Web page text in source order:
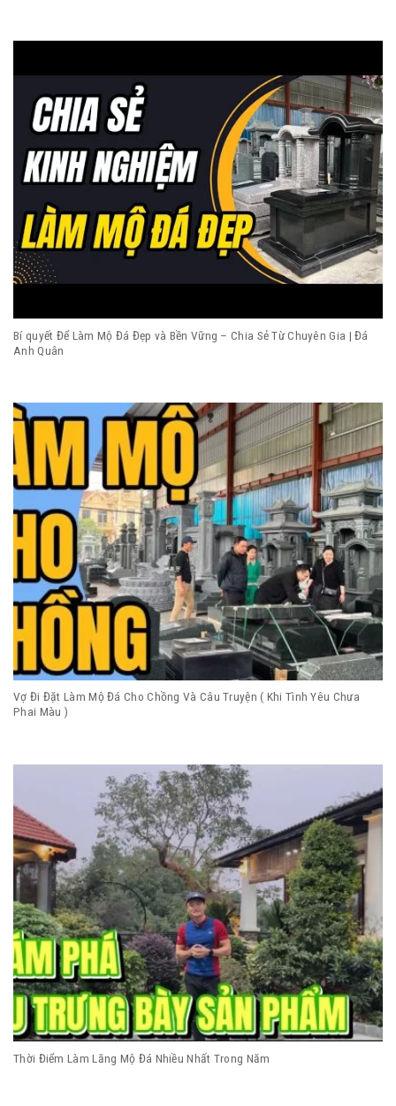
Bí quyết Để Làm Mộ Đá Đẹp và Bền Vững – Chia Sẻ Từ Chuyên Gia | Đá
Anh Quân
Vợ Đi Đặt Làm Mộ Đá Cho Chồng Và Câu Truyện ( Khi Tình Yêu Chưa
Phai Màu )
Thời Điểm Làm Lăng Mộ Đá Nhiều Nhất Trong Năm